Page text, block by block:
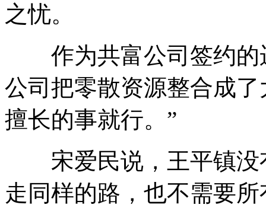
之忧。
作为共富公司签约的
公司把零散资源整合成
擅长的事就行。”
宋爱民说，王平镇没
走同样的路，也不需要